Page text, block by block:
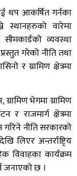
थप आकर्षित गर्नका
स्थानहरुको वारेमा
व्यवस्था
गरेको नीति तथा
र ग्रामिण क्षेत्रमा
ग्रामिण भेगमा ग्रामिण
र राजमार्ग क्षेत्रमा
गरिने नीति सरकारको
लिएर अन्तर्राष्ट्रिय
विवाहका कार्यक्रम
जनाएको छ ।